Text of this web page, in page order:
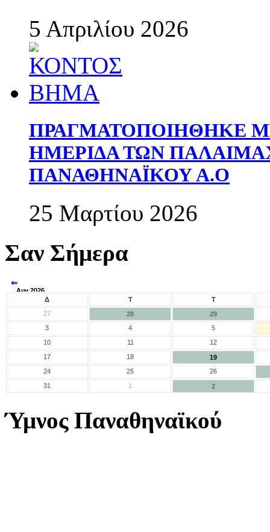
5 Απριλίου 2026
ΠΡΑΓΜΑΤΟΠΟΙΗΘΗΚΕ
ΗΜΕΡΙΔΑ ΤΩΝ
ΠΑΝΑΘΗΝΑΪΚΟΥ Α.Ο
25 Μαρτίου 2026
Σαν Σήμερα
⇐
Αυγ 2026
Δ Τ
Τ
27
28
29
3
4
5
10
11
12
17
18
19
24
25
26
31
1 2
Ύμνος Παναθηναϊκού